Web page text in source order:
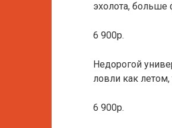
эхолота,
6 900р.
Недорогой
ловли как
6 900р.